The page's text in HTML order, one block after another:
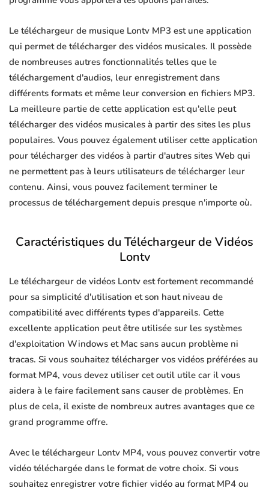
Le téléchargeur de musique Lontv MP3 est une application
qui permet de télécharger des vidéos musicales. Il possède
de nombreuses autres fonctionnalités telles que le
téléchargement d'audios, leur enregistrement dans
différents formats et même leur conversion en fichiers MP3.
La meilleure partie de cette application est qu'elle peut
télécharger des vidéos musicales à partir des sites les plus
populaires. Vous pouvez également utiliser cette application
pour télécharger des vidéos à partir d'autres sites Web qui
ne permettent pas à leurs utilisateurs de télécharger leur
contenu. Ainsi, vous pouvez facilement terminer le
processus de téléchargement depuis presque n'importe où.
Caractéristiques du Téléchargeur de Vidéos
Lontv
Le téléchargeur de vidéos Lontv est fortement recommandé
pour sa simplicité d'utilisation et son haut niveau de
compatibilité avec différents types d'appareils. Cette
excellente application peut être utilisée sur les systèmes
d'exploitation Windows et Mac sans aucun problème ni
tracas. Si vous souhaitez télécharger vos vidéos préférées au
format MP4, vous devez utiliser cet outil utile car il vous
aidera à le faire facilement sans causer de problèmes. En
plus de cela, il existe de nombreux autres avantages que ce
grand programme offre.
Avec le téléchargeur Lontv MP4, vous pouvez convertir votre
vidéo téléchargée dans le format de votre choix. Si vous
souhaitez enregistrer votre fichier vidéo au format MP4 ou